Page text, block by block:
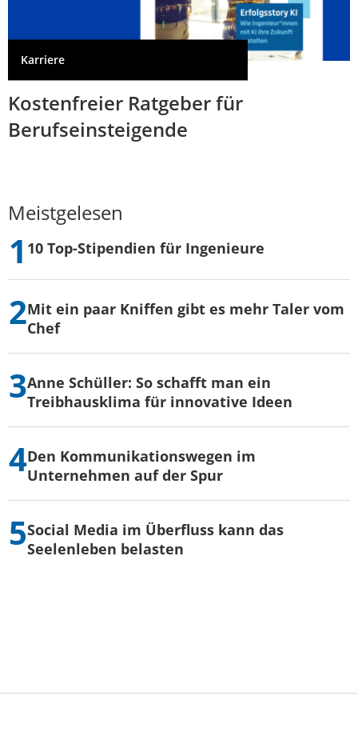
Karriere
Kostenfreier Ratgeber für
Berufseinsteigende
Meistgelesen
10 Top-Stipendien für Ingenieure
Mit ein paar Kniffen gibt es mehr Taler vom
Chef
Anne Schüller: So schafft man ein
Treibhausklima für innovative Ideen
Den Kommunikationswegen im
Unternehmen auf der Spur
Social Media im Überfluss kann das
Seelenleben belasten